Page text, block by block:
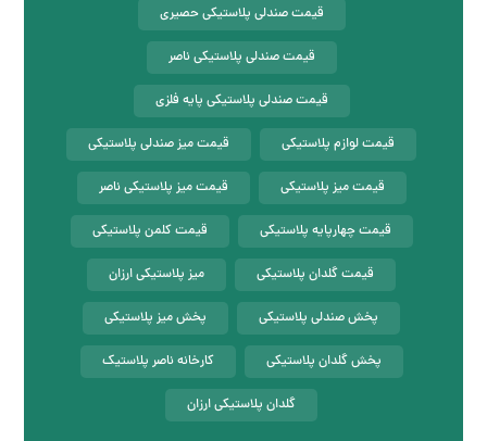
قیمت صندلی پلاستیکی حصیری
قیمت صندلی پلاستیکی ناصر
قیمت صندلی پلاستیکی پایه فلزی
قیمت لوازم پلاستیکی قیمت میز صندلی پلاستیکی
قیمت میز پلاستیکی قیمت میز پلاستیکی ناصر
قیمت چهارپایه پلاستیکی قیمت کلمن پلاستیکی
قیمت گلدان پلاستیکی میز پلاستیکی ارزان
پخش صندلی پلاستیکی پخش میز پلاستیکی
پخش گلدان پلاستیکی کارخانه ناصر پلاستیک
گلدان پلاستیکی ارزان